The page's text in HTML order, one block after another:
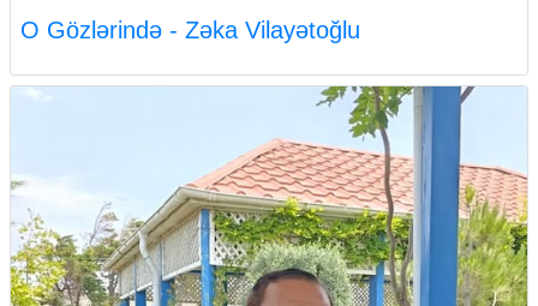
O Gözlərində - Zəka Vilayətoğlu